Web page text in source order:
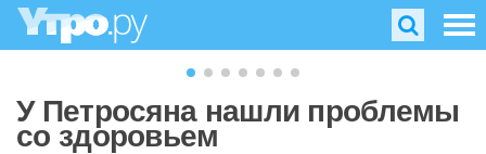
У Петросяна нашли проблемы
со здоровьем